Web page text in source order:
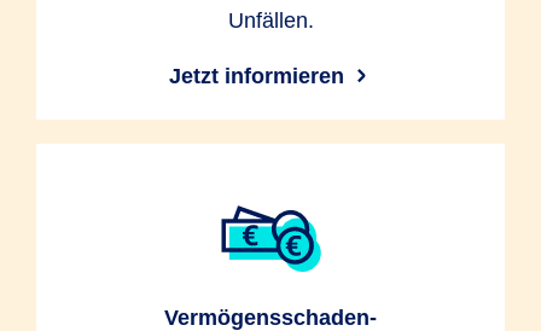
Unfällen.
Jetzt informieren
Vermögensschaden-